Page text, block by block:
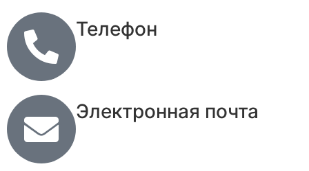
Телефон
Электронная почта